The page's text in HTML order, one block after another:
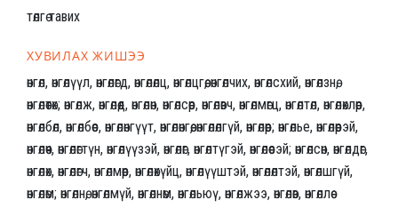
төлгө тавих
ХУВИЛАХ ЖИШЭЭ
өнгөл, өнгөлүүл, өнгөлөгд, өнгөлөлц, өнгөлцгөө, өнгөлчих, өнгөлсхий, өнгөлзнө,
өнгөлөөтөх; өнгөлж, өнгөлөөд, өнгөлөн, өнгөлсөөр, өнгөлөвч, өнгөлмөгц, өнгөлтөл, өнгөлөхлөөр,
өнгөлбөл, өнгөлбөөс, өнгөлөнгүүт, өнгөлөнгөө, өнгөлөлгүй, өнгөлөөр; өнгөлье, өнгөлөөрэй,
өнгөлөөч, өнгөлөгтүн, өнгөлүүзэй, өнгөлөг, өнгөлтүгэй, өнгөлөөсэй; өнгөлсөн, өнгөлдөг,
өнгөлөх, өнгөлөгч, өнгөлмөөр, өнгөлөхүйц, өнгөлүүштэй, өнгөлөлтэй, өнгөлшгүй,
өнгөлөм; өнгөлнө, өнгөлмүй, өнгөлнөм, өнгөльюү, өнгөлжээ, өнгөлөв, өнгөллөө